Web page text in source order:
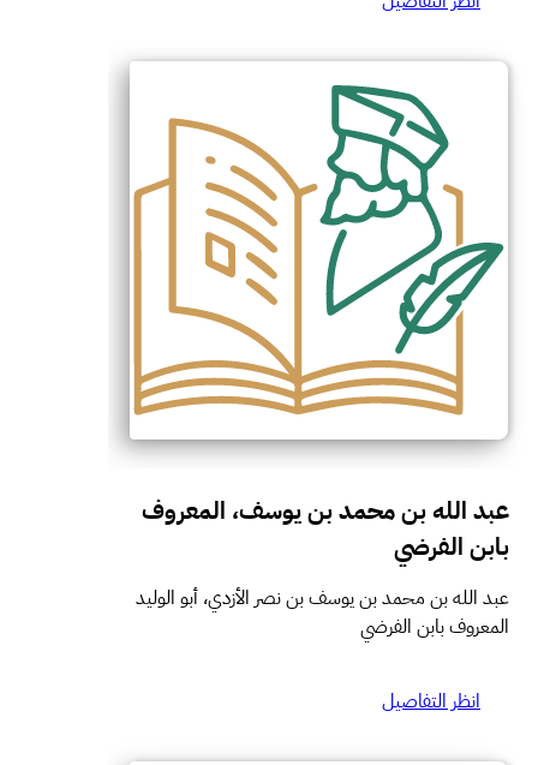
عبد الله بن محمد بن يوسف، المعروف
بابن الفرضي
عبد الله بن محمد بن يوسف بن نصر الأزدي، أبو الوليد
المعروف بابن الفرضي
انظر التفاصيل